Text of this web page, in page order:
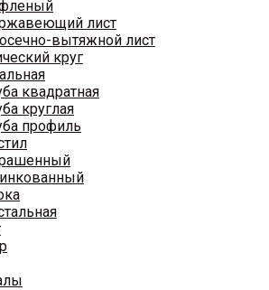
лист
вытяжной лист
круг
квадратная
круглая
профиль